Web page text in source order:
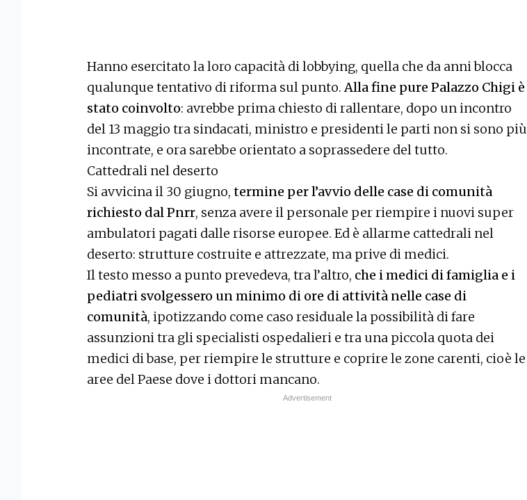
Hanno esercitato la loro capacità di lobbying, quella che da anni blocca
qualunque tentativo di riforma sul punto.Alla fine pure Palazzo Chigi è
stato coinvolto: avrebbe prima chiesto di rallentare, dopo un incontro
del 13 maggio tra sindacati, ministro e presidenti le parti non si sono più
incontrate, e ora sarebbe orientato a soprassedere del tutto.
Cattedrali nel deserto
Si avvicina il 30 giugno, termine per l’avvio delle case di comunità
richiesto dal Pnrr, senza avere il personale per riempire i nuovi super
ambulatori pagati dalle risorse europee. Ed è allarme cattedrali nel
deserto: strutture costruite e attrezzate, ma prive di medici.
Il testo messo a punto prevedeva, tra l’altro, che i medici di famiglia e i
pediatri svolgessero un minimo di ore di attività nelle case di
comunità, ipotizzando come caso residuale la possibilità di fare
assunzioni tra gli specialisti ospedalieri e tra una piccola quota dei
medici di base, per riempire le strutture e coprire le zone carenti, cioè le
aree del Paese dove i dottori mancano.